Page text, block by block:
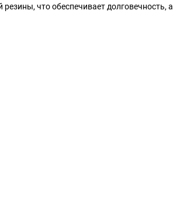
что обеспечивает долговечность, а